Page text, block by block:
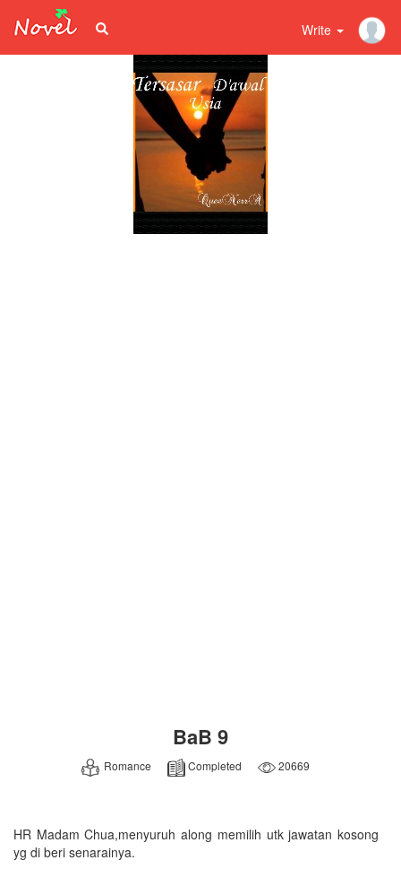
Write
BaB 9
Romance Completed 20669
HR Madam Chua,menyuruh along memilih utk jawatan kosong
yg di beri senarainya.